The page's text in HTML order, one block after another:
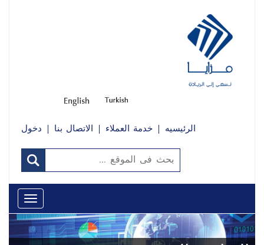
الرئيسيه خدمة العملاء الاتصال بنا دخول
Toggle